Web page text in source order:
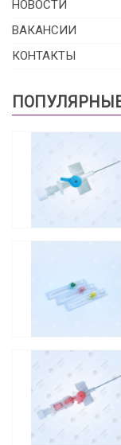
НОВОСТИ
ВАКАНСИИ
КОНТАКТЫ